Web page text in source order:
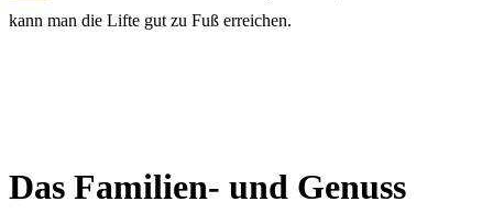
kann man die Lifte gut zu Fuß erreichen.
Das Familien- und Genuss